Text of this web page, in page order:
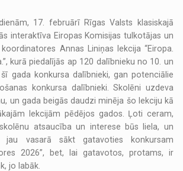
17. februārī Rīgas Valsts klasiskajā
interaktīva Eiropas Komisijas tulkotājas un
Annas Liniņas lekcija “Eiropa.
kurā piedalījās ap 120 dalībnieku no 10. un
gada konkursa dalībnieki, gan potenciālie
konkursa dalībnieki. Skolēni uzdeva
un gada beigās daudzi minēja šo lekciju kā
lekcijām pēdējos gados. Ļoti ceram,
atsaucība un interese būs liela, un
jau vasarā sākt gatavoties konkursam
2026”, bet, lai gatavotos, protams, ir
jo labāk.